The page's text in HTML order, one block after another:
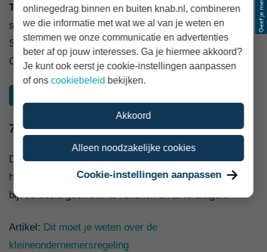
Tip:De meeste online boekhoudpakkettenmaken dit
soort winst- en verliesrekeningen automatisch voor je.
Sindskort heeft Knab ook een eigen boekhoudpakket.
Compleet afgestemd op de behoefte van zzp'ers.
7. De kleineondernemersregeling (KOR)
Draai je jaarlijks minder dan € 20.000 omzet? Dan kan
het slim zijn om de KOR aan te vragen. Je hoeft dan
bijvoorbeeld geen btw te rekenen en af te dragen.
Artikel: Dit moet je weten over de
kleineondernemersregeling
onlinegedrag binnen en buiten knab.nl, combineren
we die informatie met wat we al van je weten en
stemmen we onze communicatie en advertenties
beter af op jouw interesses. Ga je hiermee akkoord?
Je kunt ook eerst je cookie-instellingen aanpassen
of onscookiebeleid bekijken.
Akkoord
Alleen noodzakelijke cookies
Cookie-instellingen aanpassen